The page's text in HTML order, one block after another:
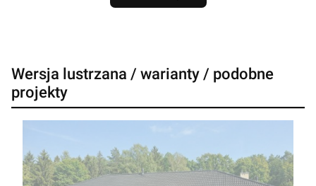
Wersja lustrzana / warianty / podobne
projekty